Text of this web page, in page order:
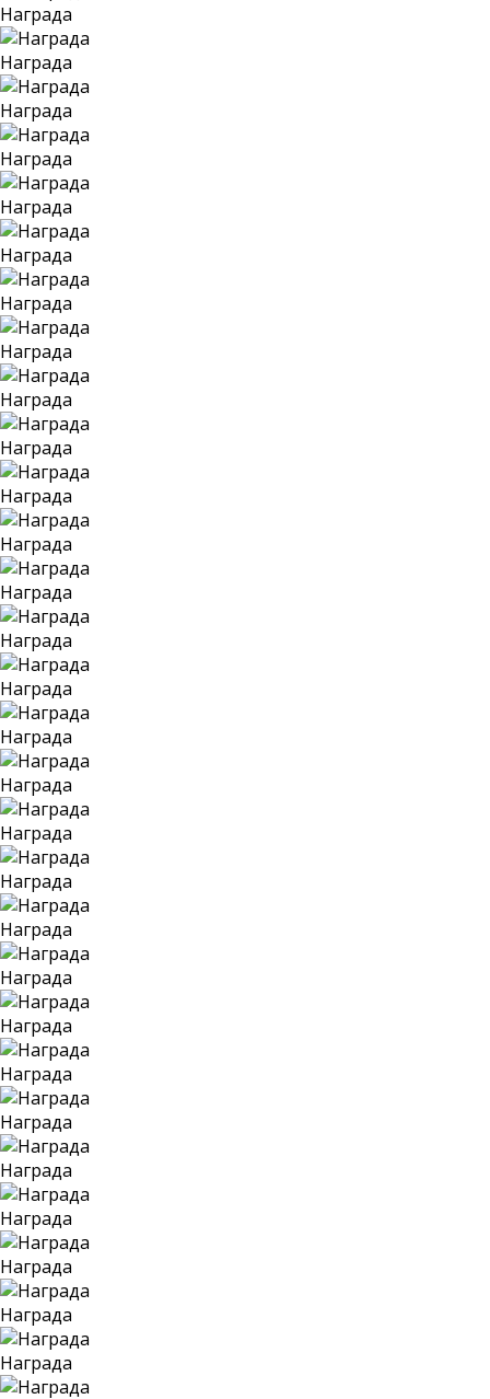
Награда
Награда
Награда
Награда
Награда
Награда
Награда
Награда
Награда
Награда
Награда
Награда
Награда
Награда
Награда
Награда
Награда
Награда
Награда
Награда
Награда
Награда
Награда
Награда
Награда
Награда
Награда
Награда
Награда